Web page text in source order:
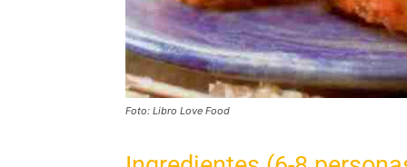
Foto: Libro Love Food